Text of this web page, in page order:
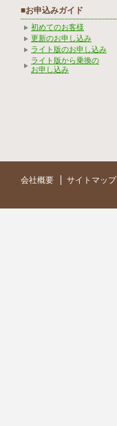
■お申込みガイド
初めてのお客様
更新のお申し込み
ライト版のお申し込み
ライト版から乗換の
お申し込み
会社概要 サイトマップ